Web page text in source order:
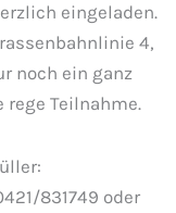
eingeladen.
4,
noch ein ganz
rege Teilnahme.
831749 oder